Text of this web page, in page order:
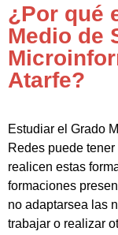
¿Por qué
Medio de
Atarfe?
Estudiar el Grado
Redes puede
realicen estas
formaciones
no adaptarsea las
trabajar o realizar